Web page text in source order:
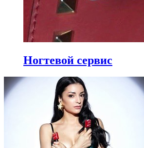
Ногтевой сервис